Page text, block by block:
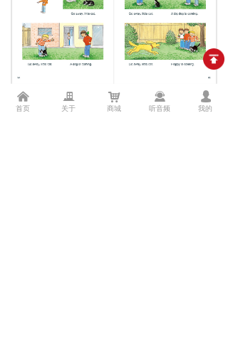
낀
首页
끉
关于
낙
商城
끤
听音频
넙
我的